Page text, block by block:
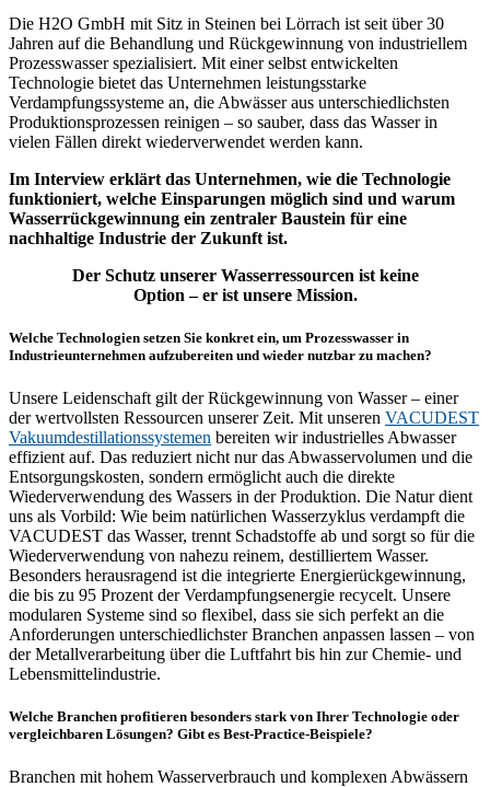
Die H2O GmbH mit Sitz in Steinen bei Lörrach ist seit über 30
Jahren auf die Behandlung und Rückgewinnung von industriellem
Prozesswasser spezialisiert. Mit einer selbst entwickelten
Technologie bietet das Unternehmen leistungsstarke
Verdampfungssysteme an, die Abwässer aus unterschiedlichsten
Produktionsprozessen reinigen – so sauber, dass das Wasser in
vielen Fällen direkt wiederverwendet werden kann.
Im Interview erklärt das Unternehmen, wie die Technologie
funktioniert, welche Einsparungen möglich sind und warum
Wasserrückgewinnung ein zentraler Baustein für eine
nachhaltige Industrie der Zukunft ist.
Der Schutz unserer Wasserressourcen ist keine
Option – er ist unsere Mission.
Welche Technologien setzen Sie konkret ein, um Prozesswasser in
Industrieunternehmen aufzubereiten und wieder nutzbar zu machen?
Unsere Leidenschaft gilt der Rückgewinnung von Wasser – einer
der wertvollsten Ressourcen unserer Zeit. Mit unseren VACUDEST
Vakuumdestillationssystemen bereiten wir industrielles Abwasser
effizient auf. Das reduziert nicht nur das Abwasservolumen und die
Entsorgungskosten, sondern ermöglicht auch die direkte
Wiederverwendung des Wassers in der Produktion. Die Natur dient
uns als Vorbild: Wie beim natürlichen Wasserzyklus verdampft die
VACUDEST das Wasser, trennt Schadstoffe ab und sorgt so für die
Wiederverwendung von nahezu reinem, destilliertem Wasser.
Besonders herausragend ist die integrierte Energierückgewinnung,
die bis zu 95 Prozent der Verdampfungsenergie recycelt. Unsere
modularen Systeme sind so flexibel, dass sie sich perfekt an die
Anforderungen unterschiedlichster Branchen anpassen lassen – von
der Metallverarbeitung über die Luftfahrt bis hin zur Chemie- und
Lebensmittelindustrie.
Welche Branchen profitieren besonders stark von Ihrer Technologie oder
vergleichbaren Lösungen? Gibt es Best-Practice-Beispiele?
Branchen mit hohem Wasserverbrauch und komplexen Abwässern